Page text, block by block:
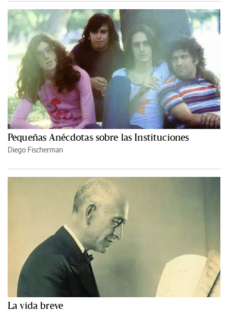
Pequeñas Anécdotas sobre las Instituciones
Diego Fischerman
La vida breve